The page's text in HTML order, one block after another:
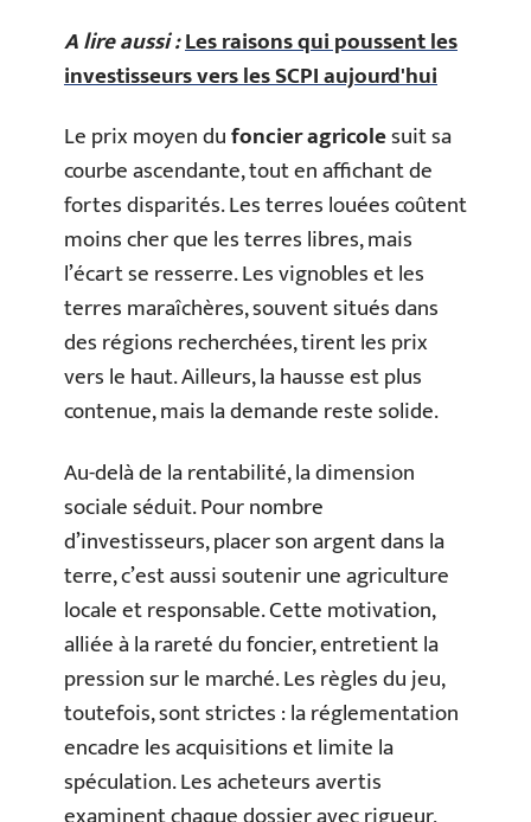
A lire aussi :Les raisons qui poussent les
investisseurs vers les SCPI aujourd'hui
Le prix moyen dufoncier agricolesuit sa
courbe ascendante, tout en affichant de
fortes disparités. Les terres louées coûtent
moins cher que les terres libres, mais
l’écart se resserre. Les vignobles et les
terres maraîchères, souvent situés dans
des régions recherchées, tirent les prix
vers le haut. Ailleurs, la hausse est plus
contenue, mais la demande reste solide.
Au-delà de la rentabilité, la dimension
sociale séduit. Pour nombre
d’investisseurs, placer son argent dans la
terre, c’est aussi soutenir une agriculture
locale et responsable. Cette motivation,
alliée à la rareté du foncier, entretient la
pression sur le marché. Les règles du jeu,
toutefois, sont strictes : la réglementation
encadre les acquisitions et limite la
spéculation. Les acheteurs avertis